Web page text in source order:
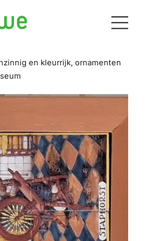
en kleurrijk, ornamenten